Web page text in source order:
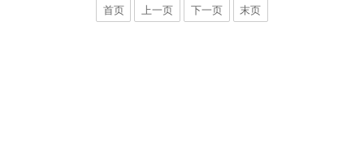
首页 上一页 下一页 末页